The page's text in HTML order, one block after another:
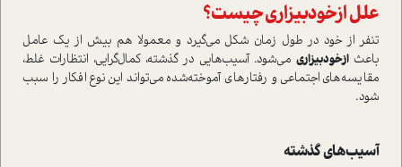
علل از‌خود‌بیزاری چیست؟
تنفر از خود در طول زمان شکل می‌گیرد و معمولا هم بیش از یک عامل
باعث از‌خود‌بیزاری می‌شود. آسیب‌هایی در گذشته، کمال‌گرایی، انتظارات غلط،
مقایسه‌های اجتماعی و رفتارهای آموخته‌شده می‌تواند این نوع افکار را سبب
شود.
آسیب‌های گذشته